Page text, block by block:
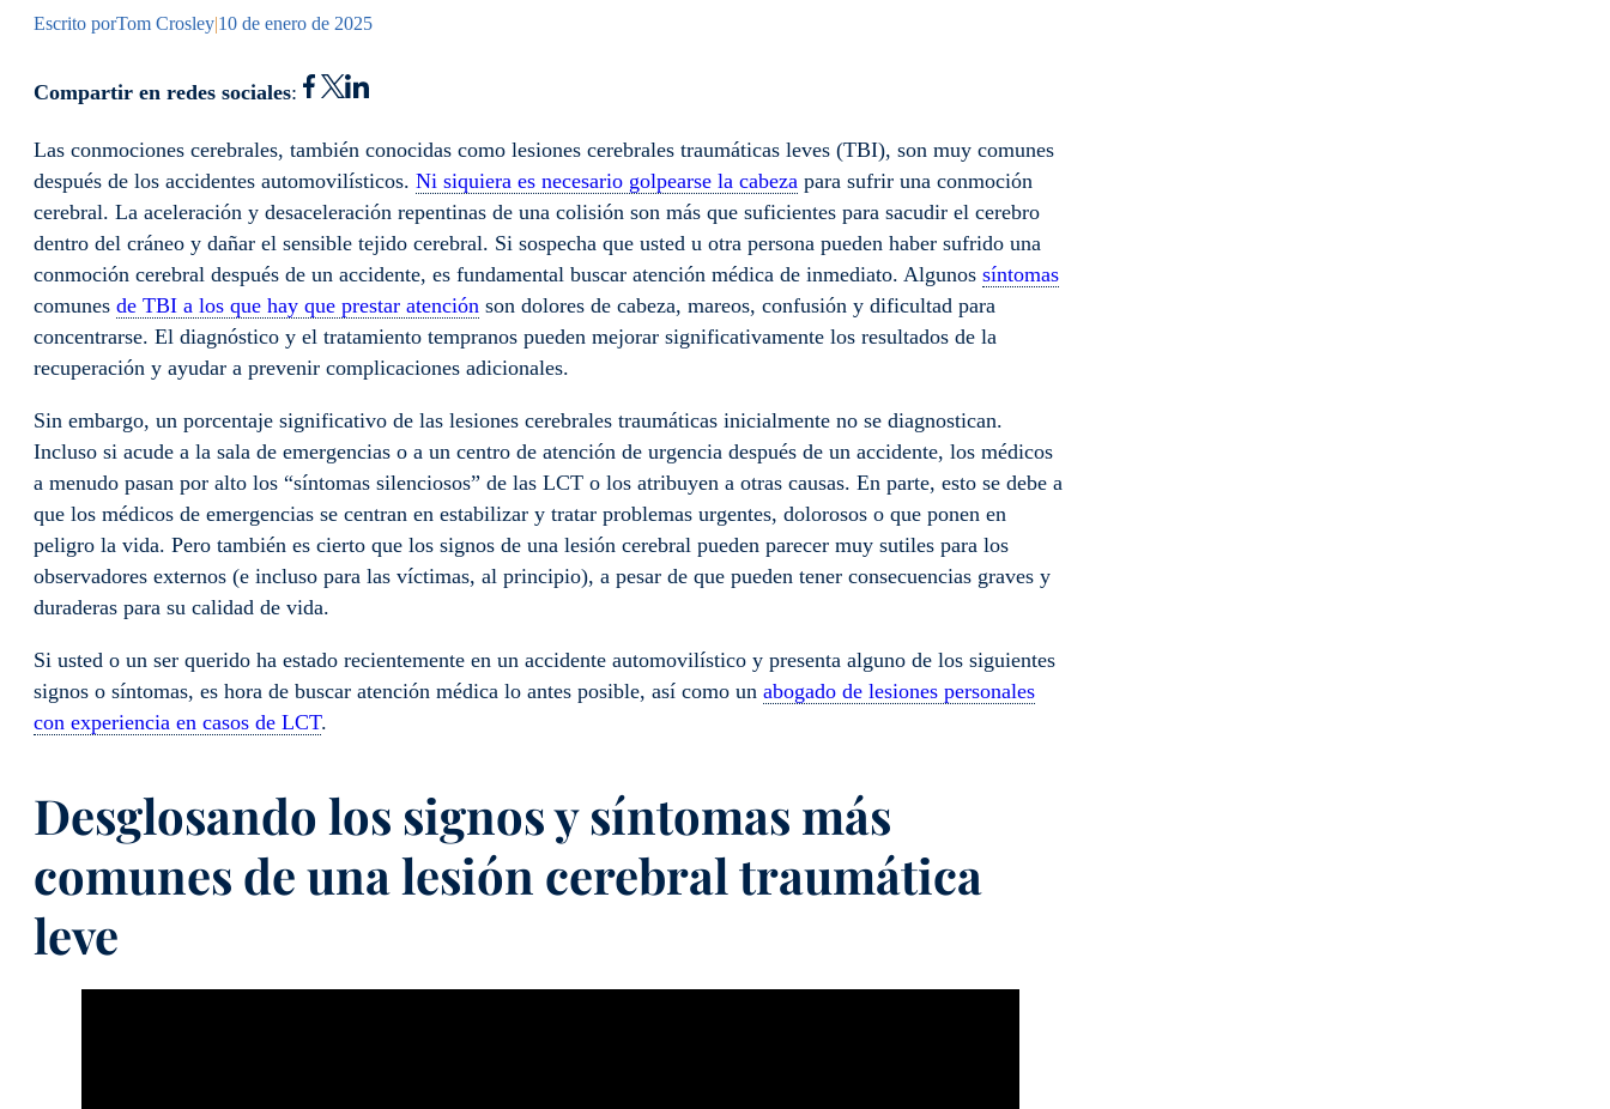
Escrito porTom Crosley|10 de enero de 2025
Compartir en redes sociales:
Las conmociones cerebrales, también conocidas como lesiones cerebrales traumáticas leves (TBI), son muy comunes
después de los accidentes automovilísticos. Ni siquiera es necesario golpearse la cabeza para sufrir una conmoción
cerebral. La aceleración y desaceleración repentinas de una colisión son más que suficientes para sacudir el cerebro
dentro del cráneo y dañar el sensible tejido cerebral. Si sospecha que usted u otra persona pueden haber sufrido una
conmoción cerebral después de un accidente, es fundamental buscar atención médica de inmediato. Algunos síntomas
comunes de TBI a los que hay que prestar atención son dolores de cabeza, mareos, confusión y dificultad para
concentrarse. El diagnóstico y el tratamiento tempranos pueden mejorar significativamente los resultados de la
recuperación y ayudar a prevenir complicaciones adicionales.
Sin embargo, un porcentaje significativo de las lesiones cerebrales traumáticas inicialmente no se diagnostican.
Incluso si acude a la sala de emergencias o a un centro de atención de urgencia después de un accidente, los médicos
a menudo pasan por alto los “síntomas silenciosos” de las LCT o los atribuyen a otras causas. En parte, esto se debe a
que los médicos de emergencias se centran en estabilizar y tratar problemas urgentes, dolorosos o que ponen en
peligro la vida. Pero también es cierto que los signos de una lesión cerebral pueden parecer muy sutiles para los
observadores externos (e incluso para las víctimas, al principio), a pesar de que pueden tener consecuencias graves y
duraderas para su calidad de vida.
Si usted o un ser querido ha estado recientemente en un accidente automovilístico y presenta alguno de los siguientes
signos o síntomas, es hora de buscar atención médica lo antes posible, así como un abogado de lesiones personales
con experiencia en casos de LCT.
Desglosando los signos y síntomas más
comunes de una lesión cerebral traumática
leve